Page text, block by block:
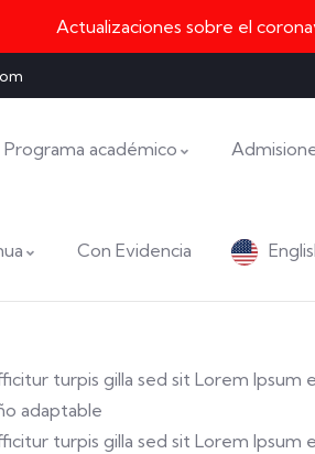
Actualizaciones sobre el
Programa académico
Con Evidencia
turpis gilla sed sit Lorem
adaptable
turpis gilla sed sit Lorem